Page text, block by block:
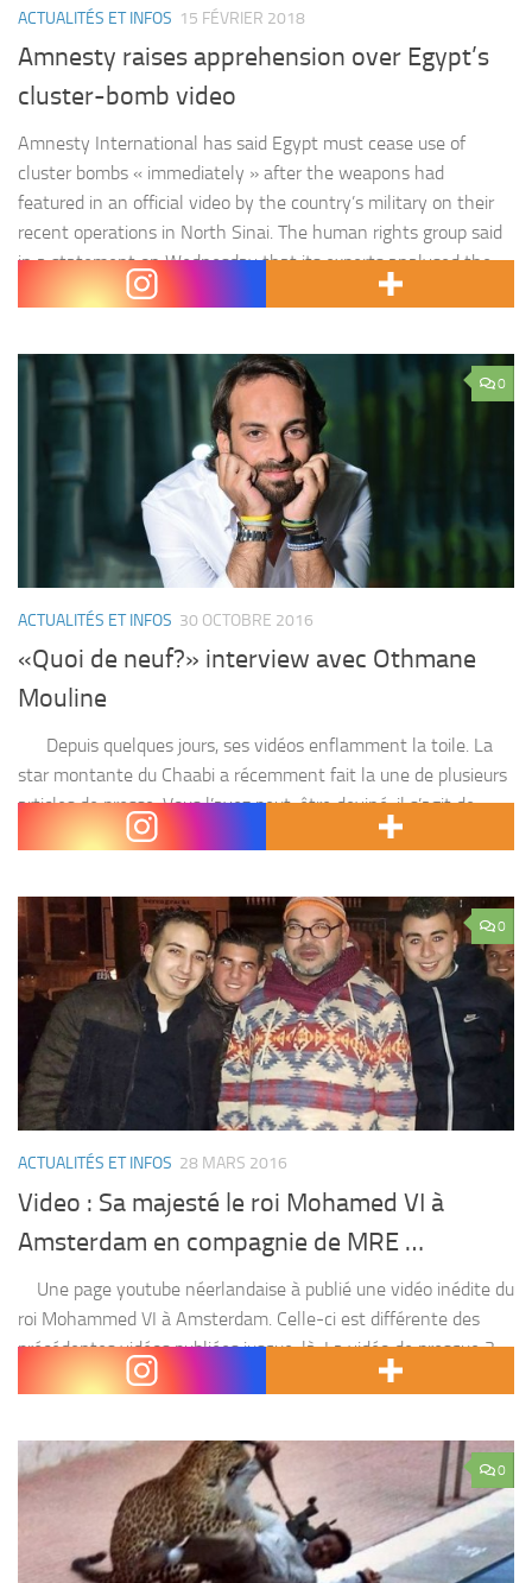
ACTUALITÉS ET INFOS 15 FÉVRIER 2018
Amnesty raises apprehension over Egypt’s
cluster-bomb video
Amnesty International has said Egypt must cease use of
cluster bombs « immediately » after the weapons had
featured in an official video by the country’s military on their
recent operations in North Sinai. The human rights group said
in a statement on Wednesday that its experts analysed the
video and concluded that the footage showed military…
0
ACTUALITÉS ET INFOS 30 OCTOBRE 2016
«Quoi de neuf?» interview avec Othmane
Mouline
Depuis quelques jours, ses vidéos enflamment la toile. La
star montante du Chaabi a récemment fait la une de plusieurs
articles de presse. Vous l’avez peut-être deviné, il s’agit de
Othmane Mouline....
0
ACTUALITÉS ET INFOS 28 MARS 2016
Video : Sa majesté le roi Mohamed VI à
Amsterdam en compagnie de MRE …
Une page youtube néerlandaise à publié une vidéo inédite du
roi Mohammed VI à Amsterdam. Celle-ci est différente des
précédentes vidéos publiées jusque-là. La vidéo de presque 3
minutes est d’une très...
0